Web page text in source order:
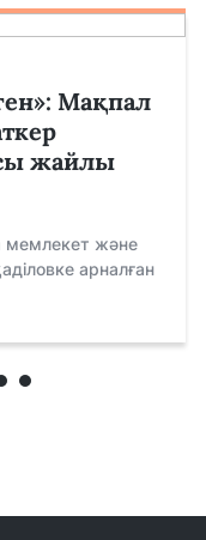
Мақпал
жайлы
мемлекет және
арналған